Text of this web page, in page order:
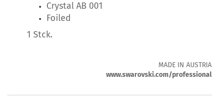
Crystal AB 001
Foiled
1 Stck.
MADE IN AUSTRIA
www.swarovski.com/professional